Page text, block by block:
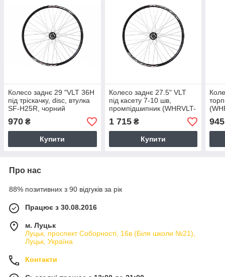
Колесо заднє 29 "VLT 36H
під тріскачку, disc, втулка
SF-H25R, чорний
(WHRVLT-AL-29-000)
970 ₴
Купити
Колесо заднє 27.5" VLT
під касету 7-10 шв,
промпідшипник (WHRVLT-
AL-27.5-005)
1 715₴
Купити
945
Про нас
88% позитивних з 90 відгуків за рік
Працює з 30.08.2016
м. Луцьк
Луцьк, проспект Соборності, 16в (Біля школи №21),
Луцьк, Україна
Контакти